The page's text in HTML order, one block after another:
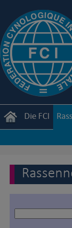
Die FCI